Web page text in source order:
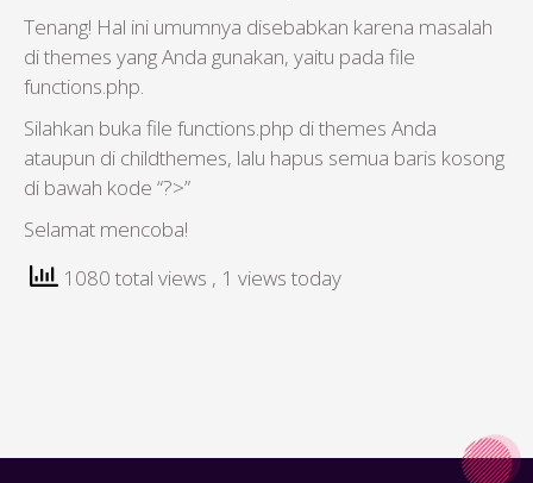
Tenang! Hal ini umumnya disebabkan karena masalah
di themes yang Anda gunakan, yaitu pada file
functions.php.
Silahkan buka file functions.php di themes Anda
ataupun di childthemes, lalu hapus semua baris kosong
di bawah kode “?>”
Selamat mencoba!
1080 total views , 1 views today